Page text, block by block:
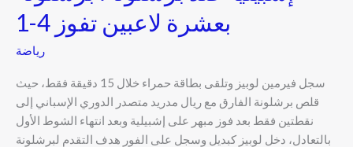
بعشرة لاعبين تفوز 4-1
رياضة
سجل فيرمين لوبيز وتلقى بطاقة حمراء خلال 15 دقيقة فقط، حيث
قلص برشلونة الفارق مع ريال مدريد متصدر الدوري الإسباني إلى
نقطتين فقط بعد فوز مبهر على إشبيلية وبعد انتهاء الشوط الأول
بالتعادل، دخل لوبيز كبديل وسجل على الفور هدف التقدم لبرشلونة